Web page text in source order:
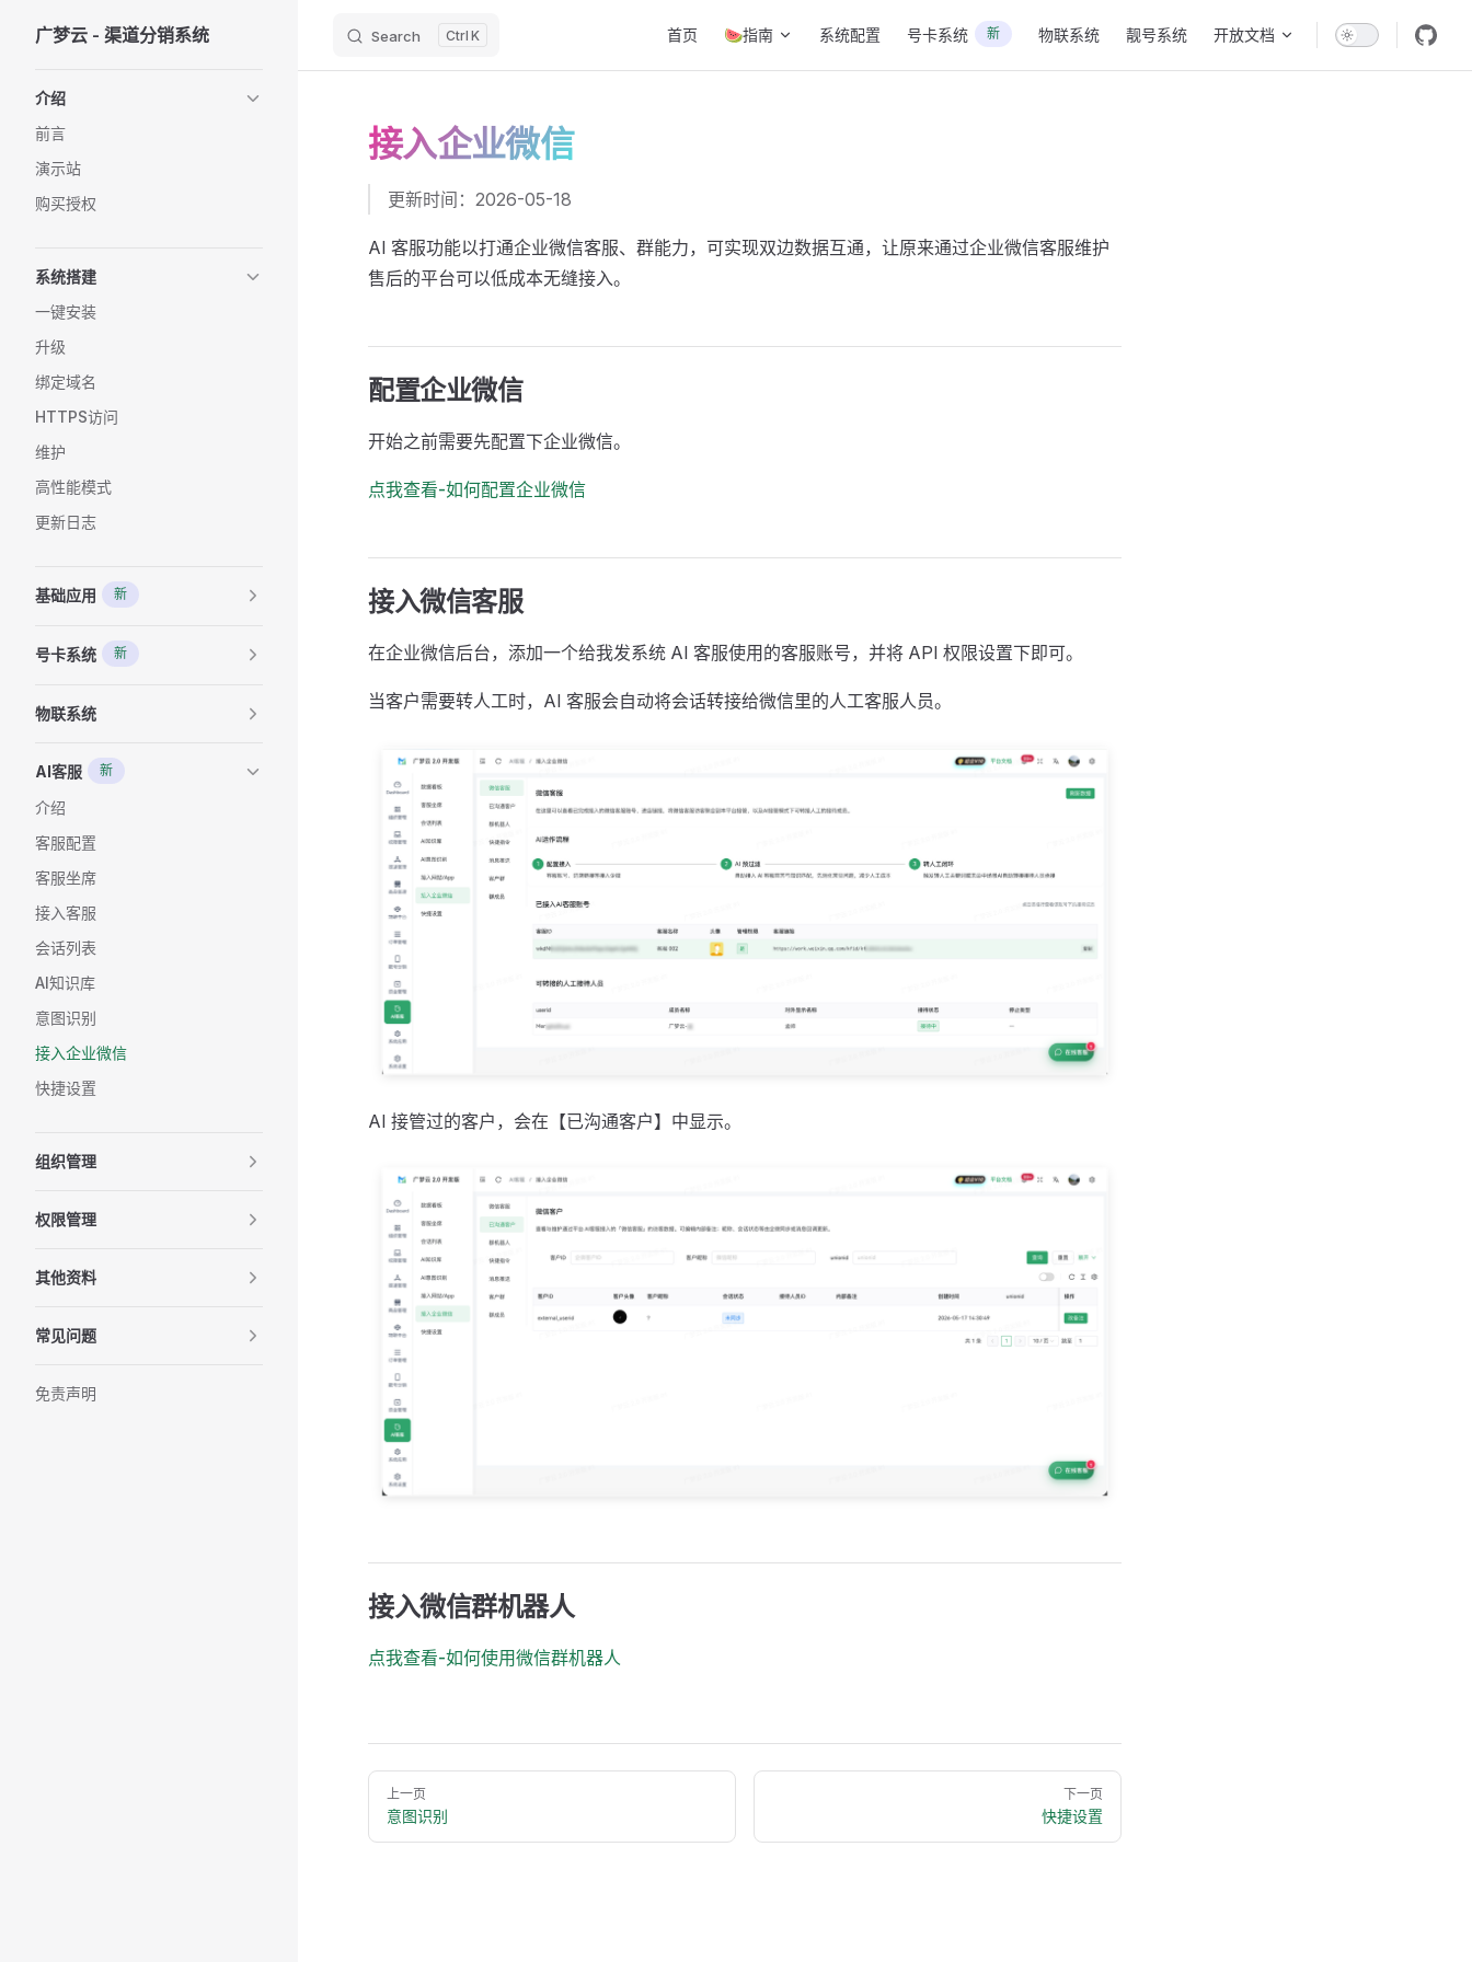
Skip to content
广梦云 - 渠道分销系统 Search K 首页 🍉指南 系统配置 号卡系统 新 物联系统 靓号系统 开放文档
介绍
前言
演示站
购买授权
系统搭建
一键安装
升级
绑定域名
HTTPS访问
维护
高性能模式
更新日志
基础应用 新
号卡系统 新
物联系统
AI客服 新
介绍
客服配置
客服坐席
接入客服
会话列表
AI知识库
意图识别
接入企业微信
快捷设置
组织管理
权限管理
其他资料
常见问题
免责声明
接入企业微信
更新时间：2026-05-18
AI 客服功能以打通企业微信客服、群能力，可实现双边数据互通，让原来通过企业微信客服维护
售后的平台可以低成本无缝接入。
配置企业微信
开始之前需要先配置下企业微信。
点我查看-如何配置企业微信
接入微信客服
在企业微信后台，添加一个给我发系统 AI 客服使用的客服账号，并将 API 权限设置下即可。
当客户需要转人工时，AI 客服会自动将会话转接给微信里的人工客服人员。
AI 接管过的客户，会在【已沟通客户】中显示。
接入微信群机器人
点我查看-如何使用微信群机器人
Pager
上一页
意图识别
下一页
快捷设置